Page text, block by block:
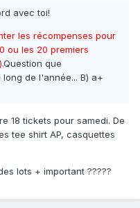
avec toi!
les récompenses pour
ou les 20 premiers
Question que
de l'année... B) a+
18 tickets pour samedi. De
tee shirt AP, casquettes
lots + important ?????